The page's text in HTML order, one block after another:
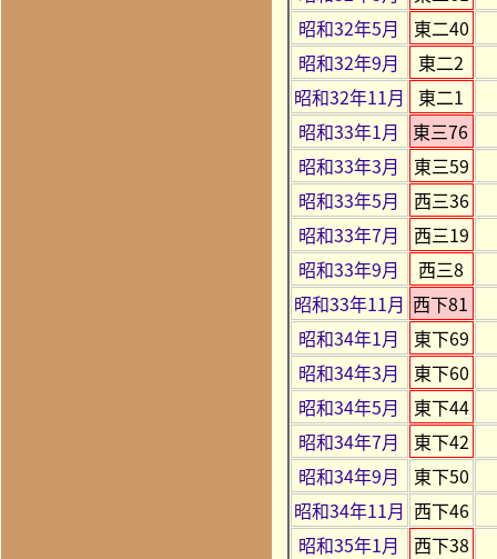
昭和32年5月
東二40
昭和32年9月
東二2
昭和32年11月
東二1
昭和33年1月
東三76
昭和33年3月
東三59
昭和33年5月
西三36
昭和33年7月
西三19
昭和33年9月
西三8
昭和33年11月 西下81
昭和34年1月
東下69
昭和34年3月
東下60
昭和34年5月
東下44
昭和34年7月
東下42
昭和34年9月
東下50
昭和34年11月 西下46
昭和35年1月
西下38